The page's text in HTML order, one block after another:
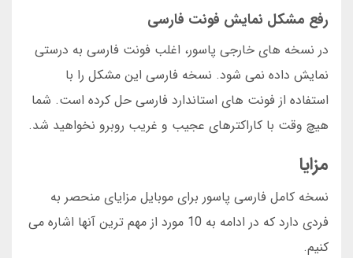
رفع مشکل نمایش فونت فارسی
در نسخه های خارجی پاسور، اغلب فونت فارسی به درستی
نمایش داده نمی شود. نسخه فارسی این مشکل را با
استفاده از فونت های استاندارد فارسی حل کرده است. شما
هیچ وقت با کاراکترهای عجیب و غریب روبرو نخواهید شد.
مزایا
نسخه کامل فارسی پاسور برای موبایل مزایای منحصر به
فردی دارد که در ادامه به 10 مورد از مهم ترین آنها اشاره می
کنیم.